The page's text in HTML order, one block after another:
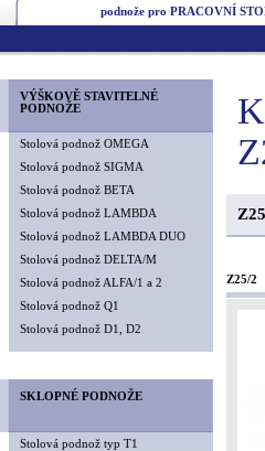
podnože pro PRACOVNÍ
VÝŠKOVĚ STAVITELNÉ
PODNOŽE
Stolová podnož OMEGA
Stolová podnož SIGMA
Stolová podnož BETA
Stolová podnož LAMBDA
Stolová podnož LAMBDA DUO
Stolová podnož DELTA/M
Stolová podnož ALFA/1 a 2
Stolová podnož Q1
Stolová podnož D1, D2
SKLOPNÉ PODNOŽE
Stolová podnož typ T1
Z25/2